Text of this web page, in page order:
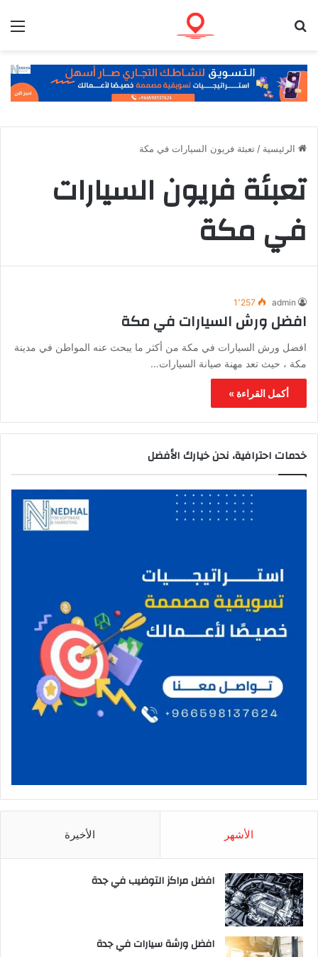
الرئيسية / تعبئة فريون السيارات في مكة
تعبئة فريون السيارات
في مكة
admin 1٬257
افضل ورش السيارات في مكة
افضل ورش السيارات في مكة من أكثر ما يبحث عنه المواطن في مدينة
مكة ، حيث تعد مهنة صيانة السيارات…
أكمل القراءة »
خدمات احترافية، نحن خيارك الأفضل
الأشهر الأخيرة
افضل مراكز التوضيب في جدة
افضل ورشة سيارات في جدة